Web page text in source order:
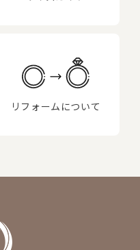
リフォームについて